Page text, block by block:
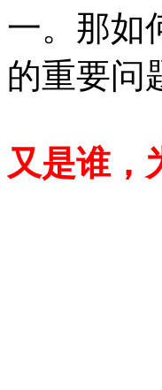
一。那如
的重要问
又是谁，